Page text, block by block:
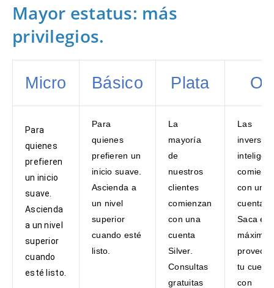
Mayor estatus: más
privilegios.
Micro Básico Plata
Para
quienes
prefieren
un inicio
suave.
Ascienda
a un nivel
superior
cuando
esté listo.
Para
quienes
prefieren un
inicio suave.
Ascienda a
un nivel
superior
cuando esté
listo.
La
mayoría
de
nuestros
clientes
comienzan
con una
cuenta
Silver.
Consultas
gratuitas
Las
con una
cuenta
Saca el
máximo
tu
con